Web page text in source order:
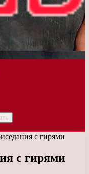
с гирями
с гирями